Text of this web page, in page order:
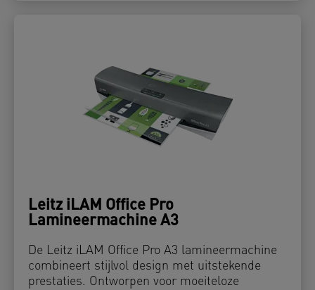
Leitz iLAM Office Pro
Lamineermachine A3
De Leitz iLAM Office Pro A3 lamineermachine
combineert stijlvol design met uitstekende
prestaties. Ontworpen voor moeiteloze